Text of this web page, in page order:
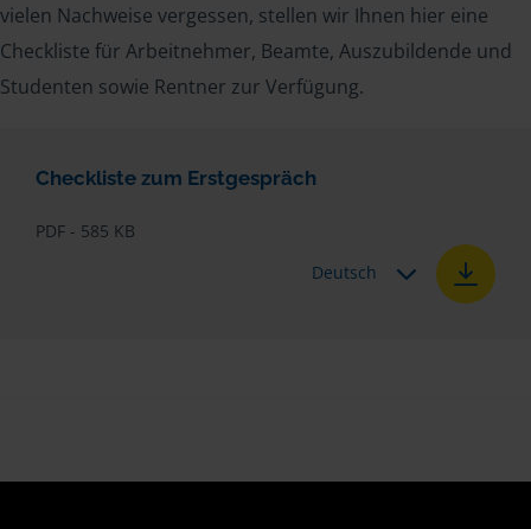
vielen Nachweise vergessen, stellen wir Ihnen hier eine
Checkliste für Arbeitnehmer, Beamte, Auszubildende und
Studenten sowie Rentner zur Verfügung.
Checkliste zum Erstgespräch
PDF - 585 KB
Deutsch